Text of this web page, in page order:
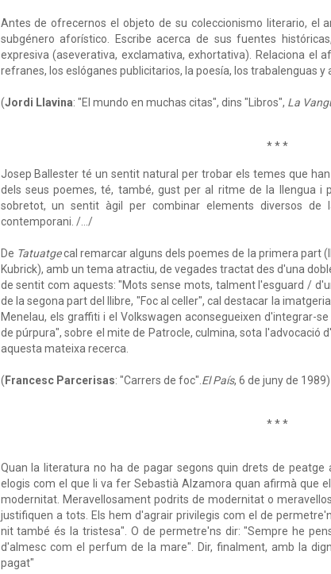
Antes de ofrecernos el objeto de su coleccionismo literario, el
subgénero aforístico. Escribe acerca de sus fuentes
expresiva (aseverativa, exclamativa, exhortativa). Relaciona el
refranes, los eslóganes publicitarios, la poesía, los trabalenguas
(Jordi Llavina: "El mundo en muchas citas", dins "Libros", La
* * *
Josep Ballester té un sentit natural per trobar els temes que
dels seus poemes, té, també, gust per al ritme de la llengua i
sobretot, un sentit àgil per combinar elements diversos
contemporani. /.../
De Tatuatgecal remarcar alguns dels poemes de la primera part
Kubrick), amb un tema atractiu, de vegades tractat des d'una
de sentit com aquests: "Mots sense mots, talment l'esguard /
de la segona part del llibre, "Foc al celler", cal destacar la
Menelau, els graffiti i el Volkswagen aconsegueixen d'integrar-
de púrpura", sobre el mite de Patrocle, culmina, sota l'advocació
aquesta mateixa recerca.
( Francesc Parcerisas: "Carrers de foc". El País, 6 de juny de 1989)
* * *
Quan la literatura no ha de pagar segons quin drets de peatge
elogis com el que li va fer Sebastià Alzamora quan afirmà que
modernitat. Meravellosament podrits de modernitat o
justifiquen a tots. Els hem d'agrair privilegis com el de
nit també és la tristesa". O de permetre'ns dir: "Sempre he
d'almesc com el perfum de la mare". Dir, finalment, amb la
pagat"